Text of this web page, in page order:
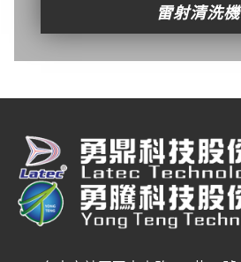
雷射清洗機